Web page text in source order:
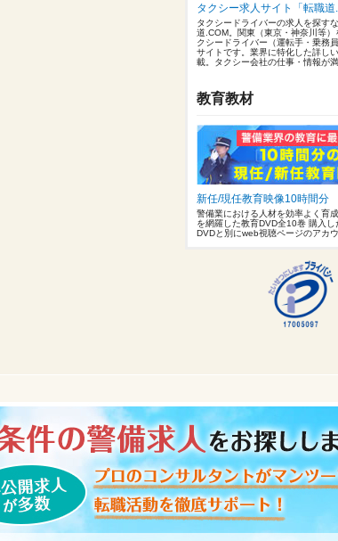
タクシー求人サイト「転職道
タクシードライバーの求人を探す
道.COM。関東（東京・神奈川等）
クシードライバー（運転手・乗務
サイトです。業界に特化した詳し
載。タクシー会社の仕事・情報が満
教育教材
新任/現任教育映像10時間分
警備業における人材を効率よく育
を網羅した教育DVD全10巻 購入し
DVDと別にweb視聴ページのアカ